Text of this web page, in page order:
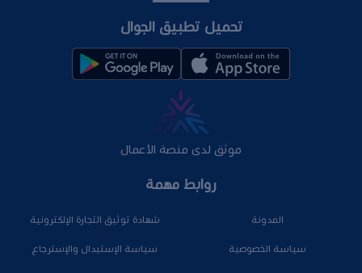
روابط مهمة
المدونة شهادة توثيق التجارة الإلكترونية
سياسة الخصوصية سياسة الإستبدال والإسترجاع
تحميل تطبيق الجوال
موثق لدى منصة الأعمال